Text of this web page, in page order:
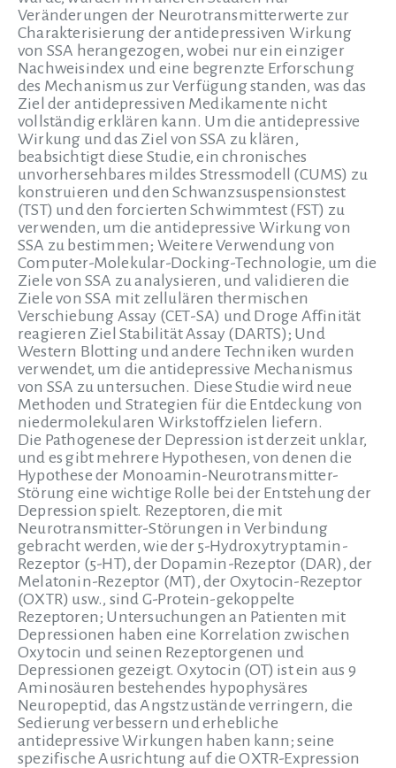
Veränderungen der Neurotransmitterwerte zur
Charakterisierung der antidepressiven Wirkung
von SSA herangezogen, wobei nur ein einziger
Nachweisindex und eine begrenzte Erforschung
des Mechanismus zur Verfügung standen, was das
Ziel der antidepressiven Medikamente nicht
vollständig erklären kann. Um die antidepressive
Wirkung und das Ziel von SSA zu klären,
beabsichtigt diese Studie, ein chronisches
unvorhersehbares mildes Stressmodell (CUMS) zu
konstruieren und den Schwanzsuspensionstest
(TST) und den forcierten Schwimmtest (FST) zu
verwenden, um die antidepressive Wirkung von
SSA zu bestimmen; Weitere Verwendung von
Computer-Molekular-Docking-Technologie, um die
Ziele von SSA zu analysieren, und validieren die
Ziele von SSA mit zellulären thermischen
Verschiebung Assay (CET-SA) und Droge Affinität
reagieren Ziel Stabilität Assay (DARTS); Und
Western Blotting und andere Techniken wurden
verwendet, um die antidepressive Mechanismus
von SSA zu untersuchen. Diese Studie wird neue
Methoden und Strategien für die Entdeckung von
niedermolekularen Wirkstoffzielen liefern.
Die Pathogenese der Depression ist derzeit unklar,
und es gibt mehrere Hypothesen, von denen die
Hypothese der Monoamin-Neurotransmitter-
Störung eine wichtige Rolle bei der Entstehung der
Depression spielt. Rezeptoren, die mit
Neurotransmitter-Störungen in Verbindung
gebracht werden, wie der 5-Hydroxytryptamin-
Rezeptor (5-HT), der Dopamin-Rezeptor (DAR), der
Melatonin-Rezeptor (MT), der Oxytocin-Rezeptor
(OXTR) usw., sind G-Protein-gekoppelte
Rezeptoren; Untersuchungen an Patienten mit
Depressionen haben eine Korrelation zwischen
Oxytocin und seinen Rezeptorgenen und
Depressionen gezeigt. Oxytocin (OT) ist ein aus 9
Aminosäuren bestehendes hypophysäres
Neuropeptid, das Angstzustände verringern, die
Sedierung verbessern und erhebliche
antidepressive Wirkungen haben kann; seine
spezifische Ausrichtung auf die OXTR-Expression